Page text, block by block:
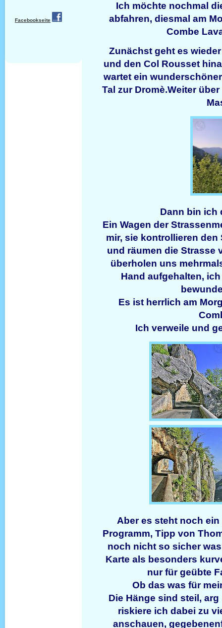
Facebookseite
Ich möchte nochmal
abfahren, diesmal am
Combe
Zunächst geht es
und den Col Rousset
wartet ein
Tal zur Dromè.Weiter
Dann bin ich
Ein Wagen der
mir, sie kontrollieren
und räumen die Strasse
überholen uns
Hand aufgehalten,
Es ist herrlich am
Ich verweile und
Aber es steht noch
Programm, Tipp von
noch nicht so sicher
Karte als besonders
nur für geübte
Ob das was für
Die Hänge sind steil,
riskiere ich dabei zu
anschauen,